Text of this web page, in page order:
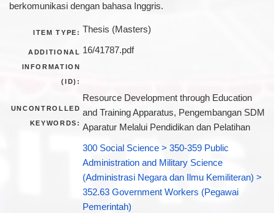
berkomunikasi dengan bahasa Inggris.
ITEM TYPE: Thesis (Masters)
ADDITIONAL
INFORMATION
(ID):
16/41787.pdf
UNCONTROLLED
KEYWORDS:
Resource Development through Education
and Training Apparatus, Pengembangan SDM
Aparatur Melalui Pendidikan dan Pelatihan
300 Social Science > 350-359 Public
Administration and Military Science
(Administrasi Negara dan Ilmu Kemiliteran) >
352.63 Government Workers (Pegawai
Pemerintah)